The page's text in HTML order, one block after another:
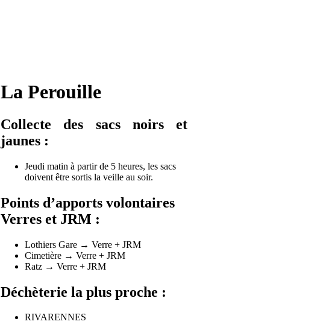
La Perouille
Collecte des sacs noirs et
jaunes :
Jeudi matin à partir de 5 heures, les sacs
doivent être sortis la veille au soir.
Points d’apports volontaires
Verres et JRM :
Lothiers Gare → Verre + JRM
Cimetière → Verre + JRM
Ratz → Verre + JRM
Déchèterie la plus proche :
RIVARENNES